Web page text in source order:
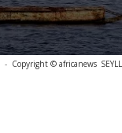
- Copyright © africanews